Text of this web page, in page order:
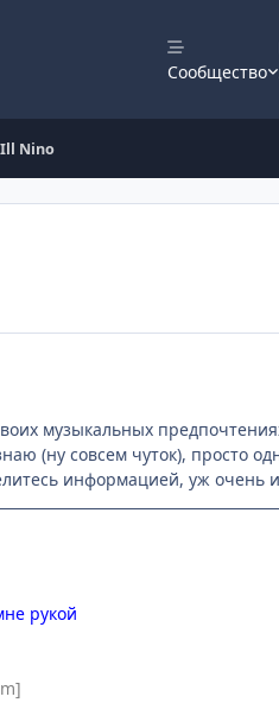
Сообщество
Ill Nino
музыкальных
(ну совсем чуток), просто
информацией, уж очень
рукой